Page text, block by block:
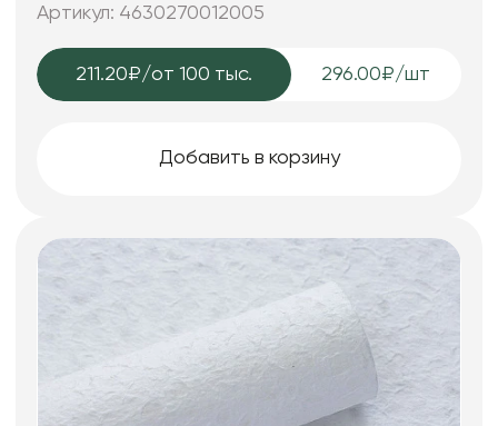
Артикул: 4630270012005
211.20₽/от 100 тыс. 296.00₽/шт
Добавить в корзину